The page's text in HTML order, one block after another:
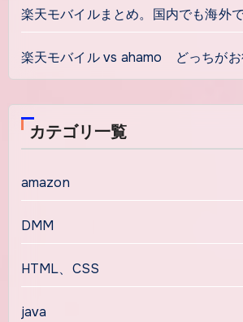
楽天モバイルまとめ。国内でも海外で
楽天モバイル vs ahamo どっちがお
カテゴリ一覧
amazon
DMM
HTML、CSS
java